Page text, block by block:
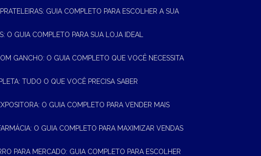
GUIA COMPLETO PARA ESCOLHER A SUA
O GUIA COMPLETO PARA SUA LOJA IDEAL
GANCHO: O GUIA COMPLETO QUE VOCÊ NECESSITA
TUDO O QUE VOCÊ PRECISA SABER
O GUIA COMPLETO PARA VENDER MAIS
O GUIA COMPLETO PARA MAXIMIZAR VENDAS
PARA MERCADO: GUIA COMPLETO PARA ESCOLHER